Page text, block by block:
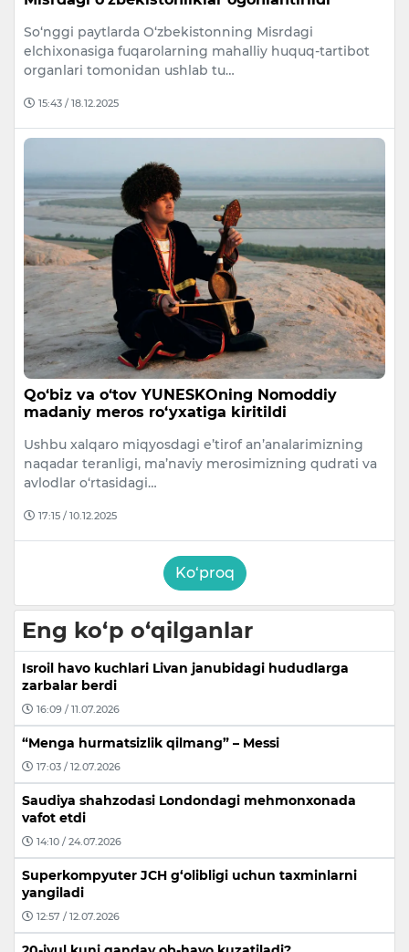
So‘nggi paytlarda O‘zbekistonning Misrdagi
elchixonasiga fuqarolarning mahalliy huquq-tartibot
organlari tomonidan ushlab tu…
15:43 / 18.12.2025
Qo‘biz va o‘tov YUNESKOning Nomoddiy
madaniy meros ro‘yxatiga kiritildi
Ushbu xalqaro miqyosdagi e’tirof an’analarimizning
naqadar teranligi, ma’naviy merosimizning qudrati va
avlodlar o‘rtasidagi…
17:15 / 10.12.2025
Ko‘proq
Eng ko‘p o‘qilganlar
Isroil havo kuchlari Livan janubidagi hududlarga
zarbalar berdi
16:09 / 11.07.2026
“Menga hurmatsizlik qilmang” – Messi
17:03 / 12.07.2026
Saudiya shahzodasi Londondagi mehmonxonada
vafot etdi
14:10 / 24.07.2026
Superkompyuter JCH g‘olibligi uchun taxminlarni
yangiladi
12:57 / 12.07.2026